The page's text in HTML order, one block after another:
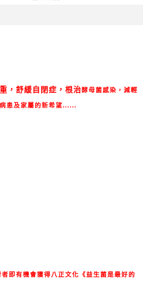
，舒緩自閉症，根治酵母菌感染，減輕
患及家屬的新希望......
即有機會獲得八正文化《益生菌是最好的